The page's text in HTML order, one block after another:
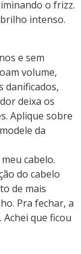
o frizz.
intenso.
e sem
volume,
danificados,
deixa os
Aplique sobre
da
cabelo.
do cabelo
de mais
Pra fechar, a
que ficou